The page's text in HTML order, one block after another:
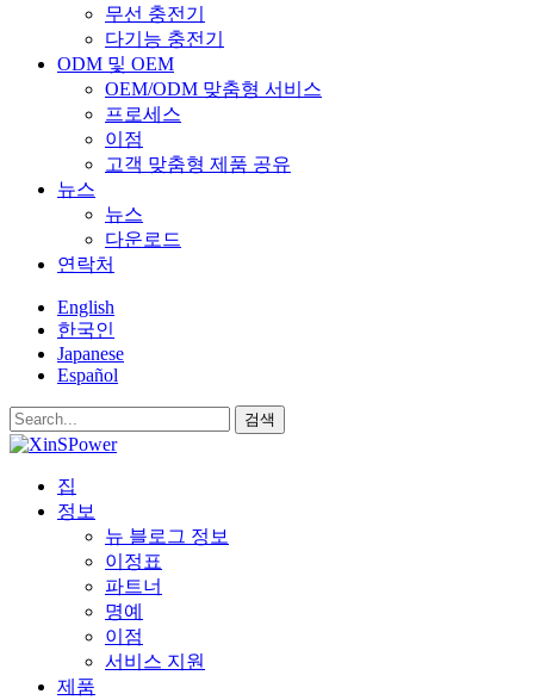
무선 충전기
다기능 충전기
ODM 및 OEM
OEM/ODM 맞춤형 서비스
프로세스
이점
고객 맞춤형 제품 공유
뉴스
뉴스
다운로드
연락처
English
한국인
Japanese
Español
검색
집
정보
뉴 블로그 정보
이정표
파트너
명예
이점
서비스 지원
제품